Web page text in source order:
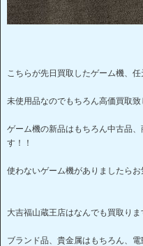
こちらが先日買取したゲーム機、任
未使用品なのでもちろん高価買取致
ゲーム機の新品はもちろん中古品
す！！
使わないゲーム機がありましたら
大吉福山蔵王店はなんでも買取りま
ブランド品、貴金属はもちろん、